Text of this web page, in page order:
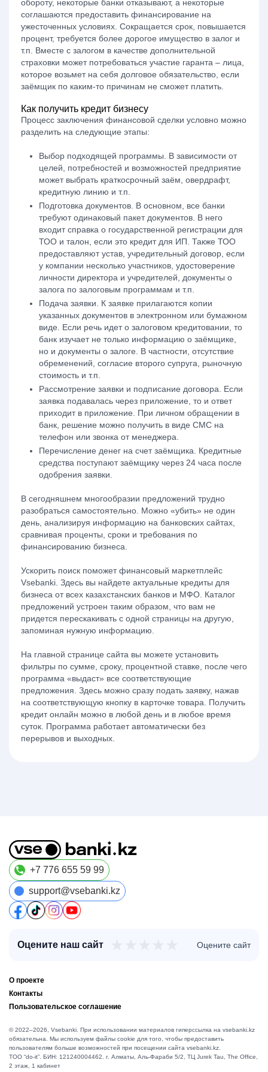
обороту, некоторые банки отказывают, а некоторые
соглашаются предоставить финансирование на
ужесточенных условиях. Сокращается срок, повышается
процент, требуется более дорогое имущество в залог и
т.п. Вместе с залогом в качестве дополнительной
страховки может потребоваться участие гаранта – лица,
которое возьмет на себя долговое обязательство, если
заёмщик по каким-то причинам не сможет платить.
Как получить кредит бизнесу
Процесс заключения финансовой сделки условно можно
разделить на следующие этапы:
Выбор подходящей программы. В зависимости от
целей, потребностей и возможностей предприятие
может выбрать краткосрочный заём, овердрафт,
кредитную линию и т.п.
Подготовка документов. В основном, все банки
требуют одинаковый пакет документов. В него
входит справка о государственной регистрации для
ТОО и талон, если это кредит для ИП. Также ТОО
предоставляют устав, учредительный договор, если
у компании несколько участников, удостоверение
личности директора и учредителей, документы о
залога по залоговым программам и т.п.
Подача заявки. К заявке прилагаются копии
указанных документов в электронном или бумажном
виде. Если речь идет о залоговом кредитовании, то
банк изучает не только информацию о заёмщике,
но и документы о залоге. В частности, отсутствие
обременений, согласие второго супруга, рыночную
стоимость и т.п.
Рассмотрение заявки и подписание договора. Если
заявка подавалась через приложение, то и ответ
приходит в приложение. При личном обращении в
банк, решение можно получить в виде СМС на
телефон или звонка от менеджера.
Перечисление денег на счет заёмщика. Кредитные
средства поступают заёмщику через 24 часа после
одобрения заявки.
В сегодняшнем многообразии предложений трудно
разобраться самостоятельно. Можно «убить» не один
день, анализируя информацию на банковских сайтах,
сравнивая проценты, сроки и требования по
финансированию бизнеса.
Ускорить поиск поможет финансовый маркетплейс
Vsebanki. Здесь вы найдете актуальные кредиты для
бизнеса от всех казахстанских банков и МФО. Каталог
предложений устроен таким образом, что вам не
придется перескакивать с одной страницы на другую,
запоминая нужную информацию.
На главной странице сайта вы можете установить
фильтры по сумме, сроку, процентной ставке, после чего
программа «выдаст» все соответствующие
предложения. Здесь можно сразу подать заявку, нажав
на соответствующую кнопку в карточке товара. Получить
кредит онлайн можно в любой день и в любое время
суток. Программа работает автоматически без
перерывов и выходных.
+7 776 655 59 99
support@vsebanki.kz
Оцените наш сайт Оцените сайт
О проекте
Контакты
Пользовательское соглашение
© 2022–2026, Vsebanki. При использовании материалов гиперссылка на vsebanki.kz
обязательна. Мы используем файлы cookie для того, чтобы предоставить
пользователям больше возможностей при посещении сайта vsebanki.kz.
TOO “do-it”. БИН: 121240004462. г. Алматы, ​Аль-Фараби 5/2, ТЦ Jurek Tau, The Office,
2 этаж, 1 кабинет